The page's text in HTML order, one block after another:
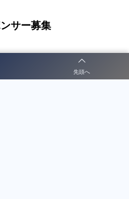
サー募集
ではバナー広告を掲載していま
入は、協会HPの運営や活動費
先頭へ